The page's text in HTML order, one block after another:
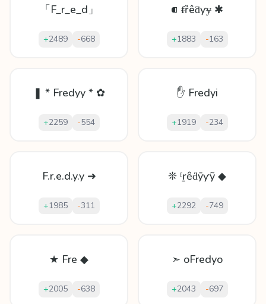
「F_r_e_d」
+2489 -668
⁌ ᵮȑêƌƴɏ ✱
+1883 -163
❚ * Fredyy * ✿
+2259 -554
✋ Fredyi
+1919 -234
F.r.e.d.y.y ➜
+1985 -311
❊ ᶠṟȇḋȳƴỹ ◆
+2292 -749
★ Fre ◆
+2005 -638
➣ oFredyo
+2043 -697